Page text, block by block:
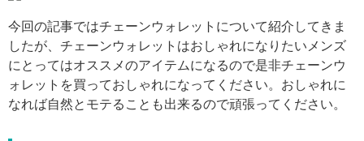
今回の記事ではチェーンウォレットについて紹介してきま
したが、チェーンウォレットはおしゃれになりたいメンズ
にとってはオススメのアイテムになるので是非チェーンウ
ォレットを買っておしゃれになってください。おしゃれに
なれば自然とモテることも出来るので頑張ってください。